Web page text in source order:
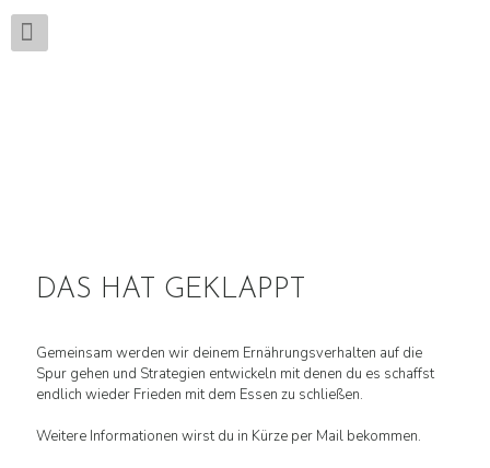
DAS HAT GEKLAPPT
Gemeinsam werden wir deinem Ernährungsverhalten auf die
Spur gehen und Strategien entwickeln mit denen du es schaffst
endlich wieder Frieden mit dem Essen zu schließen.
Weitere Informationen wirst du in Kürze per Mail bekommen.